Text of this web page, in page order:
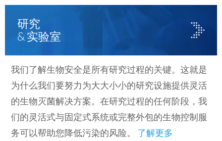
研究
& 实验室
我们了解生物安全是所有研究过程的关键。这就是
为什么我们要努力为大大小小的研究设施提供灵活
的生物灭菌解决方案。在研究过程的任何阶段，我
们的灵活式与固定式系统或完整外包的生物控制服
务可以帮助您降低污染的风险。 了解更多